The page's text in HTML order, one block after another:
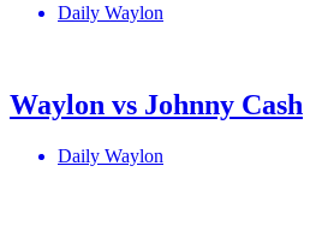
Daily Waylon
Waylon vs Johnny Cash
Daily Waylon